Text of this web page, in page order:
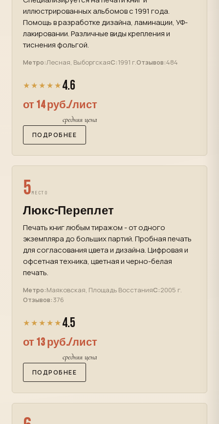
иллюстрированных альбомов с 1991 года.
Помощь в разработке дизайна, ламинации, УФ-
лакировании. Различные виды крепления и
тиснения фольгой.
Метро:Лесная, ВыборгскаяС:1991 г.Отзывов:484
★★★★★ 4.6
от 14 руб./лист
средняя цена
ПОДРОБНЕЕ
5МЕСТО
Люкс-Переплет
Печать книг любым тиражом - от одного
экземпляра до больших партий. Пробная печать
для согласования цвета и дизайна. Цифровая и
офсетная техника, цветная и черно-белая
печать.
Метро:Маяковская, Площадь ВосстанияС:2005 г.
Отзывов:376
★★★★★ 4.5
от 13 руб./лист
средняя цена
ПОДРОБНЕЕ